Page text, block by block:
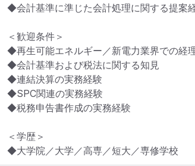
◆会計基準に準じた会計処理に関する提案
＜歓迎条件＞
◆再生可能エネルギー／新電力業界での経
◆会計基準および税法に関する知見
◆連結決算の実務経験
◆SPC関連の実務経験
◆税務申告書作成の実務経験
＜学歴＞
◆大学院／大学／高専／短大／専修学校